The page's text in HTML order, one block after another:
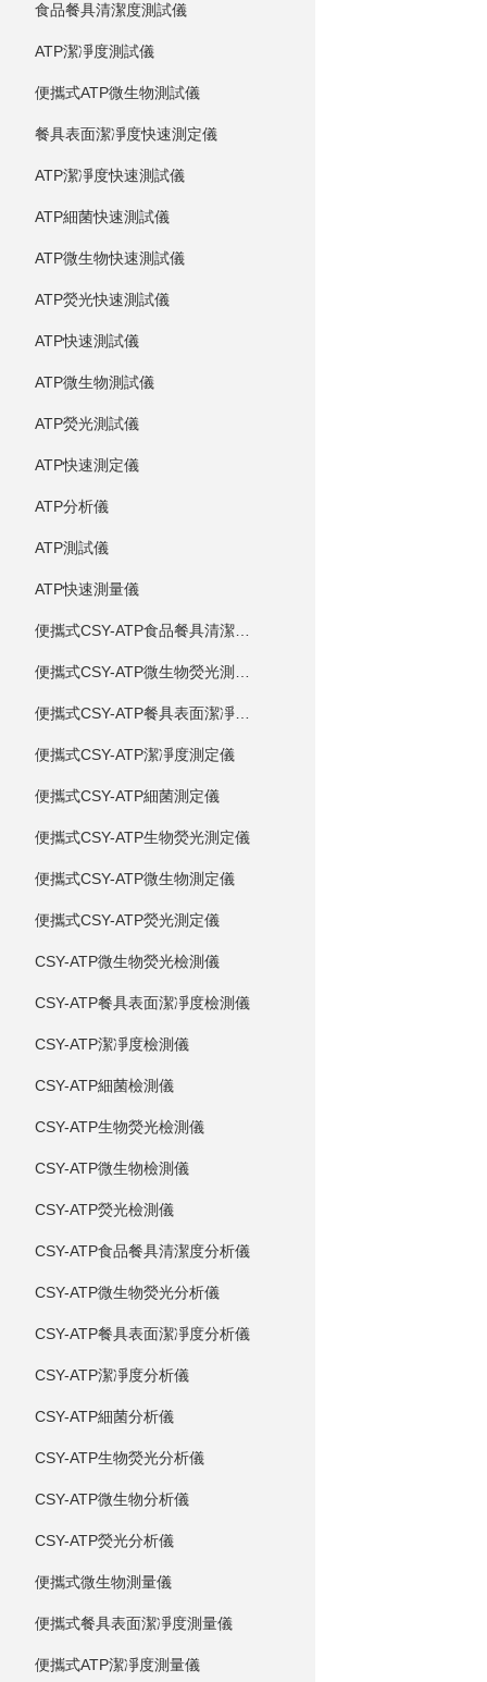
食品餐具清潔度測試儀
ATP潔凈度測試儀
便攜式ATP微生物測試儀
餐具表面潔凈度快速測定儀
ATP潔凈度快速測試儀
ATP細菌快速測試儀
ATP微生物快速測試儀
ATP熒光快速測試儀
ATP快速測試儀
ATP微生物測試儀
ATP熒光測試儀
ATP快速測定儀
ATP分析儀
ATP測試儀
ATP快速測量儀
便攜式CSY-ATP潔凈度測定儀
便攜式CSY-ATP細菌測定儀
便攜式CSY-ATP生物熒光測定儀
便攜式CSY-ATP微生物測定儀
便攜式CSY-ATP熒光測定儀
CSY-ATP微生物熒光檢測儀
CSY-ATP餐具表面潔凈度檢測儀
CSY-ATP潔凈度檢測儀
CSY-ATP細菌檢測儀
CSY-ATP生物熒光檢測儀
CSY-ATP微生物檢測儀
CSY-ATP熒光檢測儀
CSY-ATP食品餐具清潔度分析儀
CSY-ATP微生物熒光分析儀
CSY-ATP餐具表面潔凈度分析儀
CSY-ATP潔凈度分析儀
CSY-ATP細菌分析儀
CSY-ATP生物熒光分析儀
CSY-ATP微生物分析儀
CSY-ATP熒光分析儀
便攜式微生物測量儀
便攜式餐具表面潔凈度測量儀
便攜式ATP潔凈度測量儀